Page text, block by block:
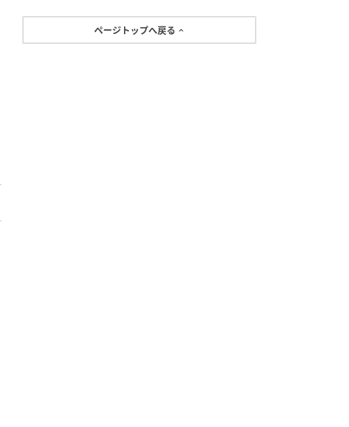
ページトップへ戻る